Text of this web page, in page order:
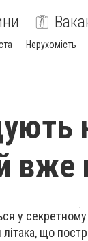
Нерухомість
вже
у
що